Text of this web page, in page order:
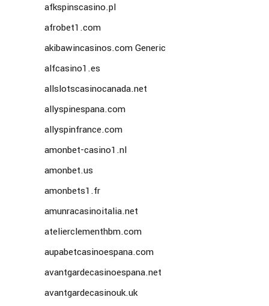
afkspinscasino.pl
afrobet1.com
akibawincasinos.com Generic
alfcasino1.es
allslotscasinocanada.net
allyspinespana.com
allyspinfrance.com
amonbet-casino1.nl
amonbet.us
amonbets1.fr
amunracasinoitalia.net
atelierclementhbm.com
aupabetcasinoespana.com
avantgardecasinoespana.net
avantgardecasinouk.uk